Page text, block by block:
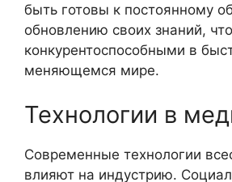
быть готовы к постоянному
обновлению своих знаний,
конкурентоспособными в
меняющемся мире.
Технологии в
Современные технологии
влияют на индустрию.